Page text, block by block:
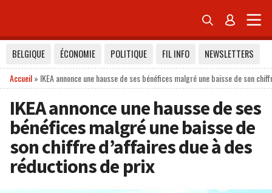
 
BELGIQUE ÉCONOMIE POLITIQUE FIL INFO
NEWSLETTERS
Accueil» IKEA annonce une hausse de ses bénéfices malgré une baisse de son
IKEA annonce une hausse de ses
bénéfices malgré une baisse de
son chiffre d’affaires due à des
réductions de prix